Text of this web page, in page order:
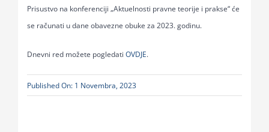
Prisustvo na konferenciji „Aktuelnosti pravne teorije i prakse“ će
se računati u dane obavezne obuke za 2023. godinu.
Dnevni red možete pogledati OVDJE.
Published On: 1 Novembra, 2023